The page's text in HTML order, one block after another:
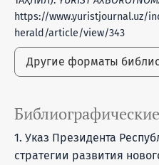
https://www.yuristjournal.uz/
herald/article/view/343
Другие форматы
1. Указ Президента
стратегии развития